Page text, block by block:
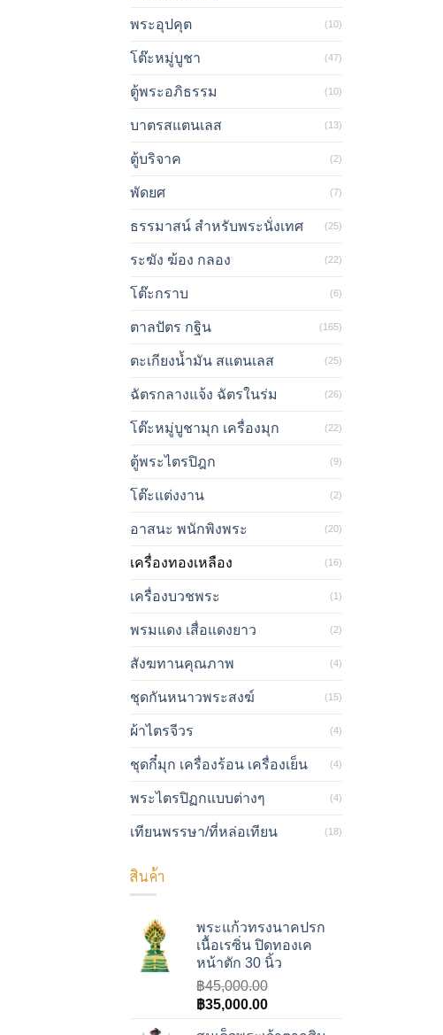
พระอุปคุต (10)
โต๊ะหมู่บูชา (47)
ตู้พระอภิธรรม (10)
บาตรสแตนเลส (13)
ตู้บริจาค (2)
พัดยศ (7)
ธรรมาสน์ สำหรับพระนั่งเทศ (25)
ระฆัง ฆ้อง กลอง (22)
โต๊ะกราบ (6)
ตาลปัตร กฐิน (165)
ตะเกียงน้ำมัน สแตนเลส (25)
ฉัตรกลางแจ้ง ฉัตรในร่ม (26)
โต๊ะหมู่บูชามุก เครื่องมุก (22)
ตู้พระไตรปิฎก (9)
โต๊ะแต่งงาน (2)
อาสนะ พนักพิงพระ (20)
เครื่องทองเหลือง (16)
เครื่องบวชพระ (1)
พรมแดง เสื่อแดงยาว (2)
สังฆทานคุณภาพ (4)
ชุดกันหนาวพระสงฆ์ (15)
ผ้าไตรจีวร (4)
ชุดกี๋มุก เครื่องร้อน เครื่องเย็น (4)
พระไตรปิฏกแบบต่างๆ (4)
เทียนพรรษา/ที่หล่อเทียน (18)
สินค้า
พระแก้วทรงนาคปรก
เนื้อเรซิ่น ปิดทองเค
หน้าตัก 30 นิ้ว
฿45,000.00
Original
฿35,000.00Current